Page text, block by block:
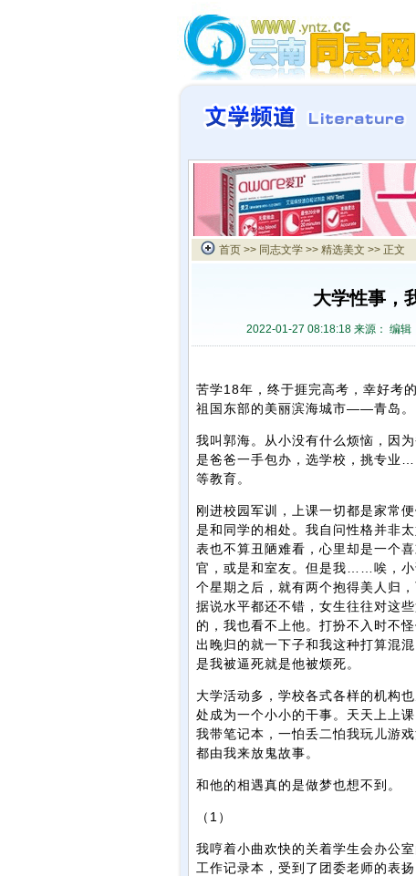
首页 >> 同志文学 >> 精选美文 >> 正文
大学性事，
2022-01-27 08:18:18 来源： 编辑
苦学18年，终于捱完高考，幸好考
祖国东部的美丽滨海城市——青岛。
我叫郭海。从小没有什么烦恼，因
是爸爸一手包办，选学校，挑专业
等教育。
刚进校园军训，上课一切都是家常
是和同学的相处。我自问性格并非
表也不算丑陋难看，心里却是一个喜
官，或是和室友。但是我……唉，小
个星期之后，就有两个抱得美人归
据说水平都还不错，女生往往对这
的，我也看不上他。打扮不入时不
出晚归的就一下子和我这种打算混
是我被逼死就是他被烦死。
大学活动多，学校各式各样的机构
处成为一个小小的干事。天天上上
我带笔记本，一怕丢二怕我玩儿游
都由我来放鬼故事。
和他的相遇真的是做梦也想不到。
（1）
我哼着小曲欢快的关着学生会办公
工作记录本，受到了团委老师的表扬